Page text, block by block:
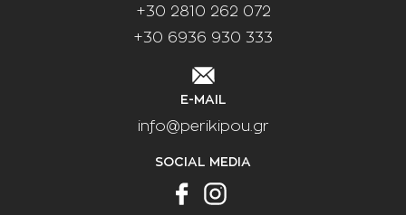
+30 2810 262 072
+30 6936 930 333
E-MAIL
info@perikipou.gr
SOCIAL MEDIA